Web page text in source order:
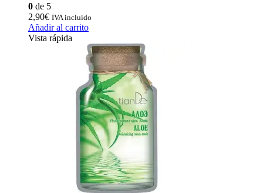
0 de 5
2,90€ IVA incluido
Añadir al carrito
Vista rápida